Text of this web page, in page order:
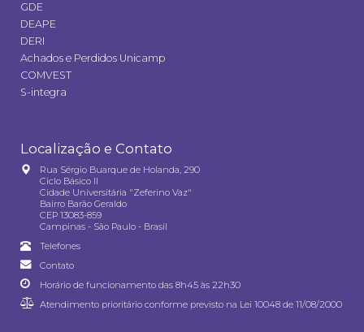
GDE
DEAPE
DERI
Achados e Perdidos Unicamp
COMVEST
S-integra
Localização e Contato
Rua Sérgio Buarque de Holanda, 290
Ciclo Básico II
Cidade Universitária "Zeferino Vaz"
Bairro Barão Geraldo
CEP 13083-859
Campinas - São Paulo - Brasil
Telefones
Contato
Horário de funcionamento das 8h45 às 22h30
Atendimento prioritário conforme previsto na Lei 10048 de 11/08/2000